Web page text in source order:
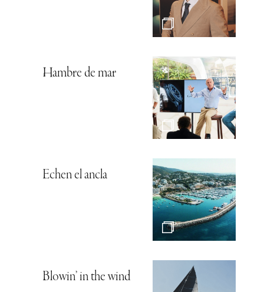
Hambre de mar
Echen el ancla
Blowin’ in the wind